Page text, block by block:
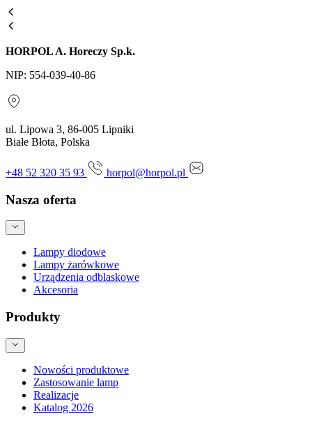
HORPOL A. Horeczy Sp.k.
NIP: 554-039-40-86
ul. Lipowa 3, 86-005 Lipniki
Białe Błota, Polska
+48 52 320 35 93 horpol@horpol.pl
Nasza oferta
Lampy diodowe
Lampy żarówkowe
Urządzenia odblaskowe
Akcesoria
Produkty
Nowości produktowe
Zastosowanie lamp
Realizacje
Katalog 2026